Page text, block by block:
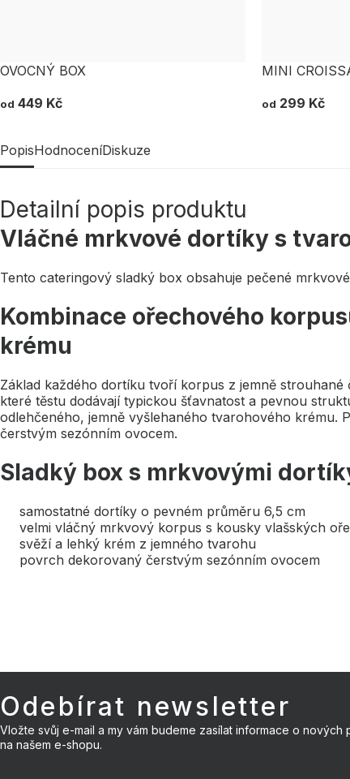
OVOCNÝ BOX
od 449 Kč
MINI
od 299 Kč
PopisHodnoceníDiskuze
Detailní popis produktu
Vláčné mrkvové dortíky s
Tento cateringový sladký box obsahuje pečené
Kombinace ořechového
krému
Základ každého dortíku tvoří korpus z jemně
které těstu dodávají typickou šťavnatost a pevnou
odlehčeného, jemně vyšlehaného tvarohového krému.
čerstvým sezónním ovocem.
Sladký box s mrkvovými
samostatné dortíky o pevném průměru 6,5 cm
velmi vláčný mrkvový korpus s kousky vlašských
svěží a lehký krém z jemného tvarohu
povrch dekorovaný čerstvým sezónním ovocem
Zápatí
Odebírat newsletter
Vložte svůj e-mail a my vám budeme zasílat informace o nových
na našem e-shopu.